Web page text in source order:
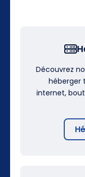
Découvrez
héberger
internet,